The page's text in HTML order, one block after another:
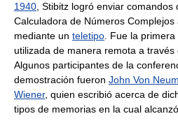
1940, Stibitz logró enviar
Calculadora de Números
mediante un teletipo. Fue la
utilizada de manera remota a
Algunos participantes de la
demostración fueron John Von
Wiener, quien escribió acerca de
tipos de memorias en la cual